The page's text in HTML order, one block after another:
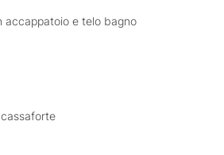
accappatoio e telo bagno